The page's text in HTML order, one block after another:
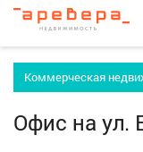
Коммерческая
Офис на ул.